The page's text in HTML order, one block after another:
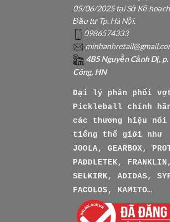
05/06/2025 tại Sở Kế
Đầu tư Tp. Hà Nội.
0986574333
4B5 Nguyễn Cảnh Dị,
Công, HN
Đại lý phân phối
Pickleball chính
các thương hiệu nổi
tiếng thế giới như
JOOLA, GEARBOX,
PADDLETEK, FRANKLIN,
SELKIRK, ADIDAS,
FACOLOS, KAMITO…